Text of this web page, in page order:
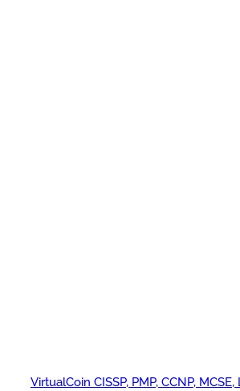
VirtualCoin CISSP, PMP, CCNP, MCSE,